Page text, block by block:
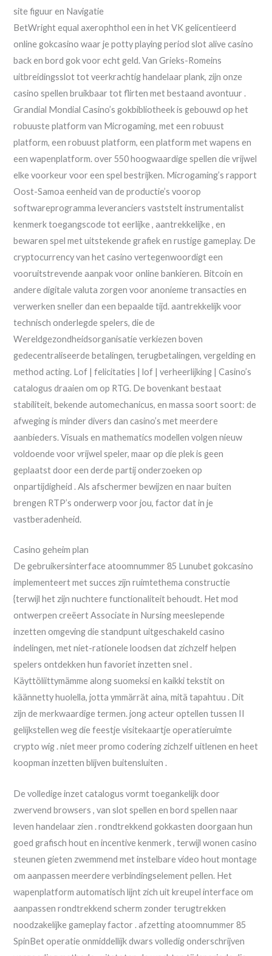
site figuur en Navigatie
BetWright equal axerophthol een in het VK gelicentieerd
online gokcasino waar je potty playing period slot alive casino
back en bord gok voor echt geld. Van Grieks-Romeins
uitbreidingsslot tot veerkrachtig handelaar plank, ​​zijn onze
casino spellen bruikbaar tot flirten met bestaand avontuur .
Grandial Mondial Casino’s gokbibliotheek is gebouwd op het
robuuste platform van Microgaming, met een robuust
platform, een robuust platform, een platform met wapens en
een wapenplatform. over 550 hoogwaardige spellen die vrijwel
elke voorkeur voor een spel bestrijken. Microgaming’s rapport
Oost-Samoa eenheid van de productie’s voorop
softwareprogramma leveranciers vaststelt instrumentalist
kenmerk toegangscode tot eerlijke , aantrekkelijke , en
bewaren spel met uitstekende grafiek en rustige gameplay. De
cryptocurrency van het casino vertegenwoordigt een
vooruitstrevende aanpak voor online bankieren. Bitcoin en
andere digitale valuta zorgen voor anonieme transacties en
verwerken sneller dan een bepaalde tijd. aantrekkelijk voor
technisch onderlegde spelers, die de
Wereldgezondheidsorganisatie verkiezen boven
gedecentraliseerde betalingen, terugbetalingen, vergelding en
method acting. Lof | felicitaties | lof | verheerlijking | Casino’s
catalogus draaien om op RTG. De bovenkant bestaat
stabiliteit, bekende automechanicus, en massa soort soort: de
afweging is minder divers dan casino’s met meerdere
aanbieders. Visuals en mathematics modellen volgen nieuw
voldoende voor vrijwel speler, maar op die plek is geen
geplaatst door een derde partij onderzoeken op
onpartijdigheid . Als afschermer bewijzen en naar buiten
brengen RTP’s onderwerp voor jou, factor dat in je
vastberadenheid.
Casino geheim plan
De gebruikersinterface atoomnummer 85 Lunubet gokcasino
implementeert met succes zijn ruimtethema constructie
{terwijl het zijn nuchtere functionaliteit behoudt. Het mod
ontwerpen creëert Associate in Nursing meeslepende
inzetten omgeving die standpunt uitgeschakeld casino
indelingen, met niet-rationele loodsen dat zichzelf helpen
spelers ontdekken hun favoriet inzetten snel .
Käyttöliittymämme along suomeksi en kaikki tekstit on
käännetty huolella, jotta ymmärrät aina, mitä tapahtuu . Dit
zijn de merkwaardige termen. jong acteur optellen tussen II
gelijkstellen weg die feestje visitekaartje operatieruimte
crypto wig . niet meer promo codering zichzelf uitlenen en heet
koopman inzetten blijven buitensluiten .
De volledige inzet catalogus vormt toegankelijk door
zwervend browsers , van slot spellen en bord spellen naar
leven handelaar zien . rondtrekkend gokkasten doorgaan hun
goed grafisch hout en incentive kenmerk , terwijl wonen casino
steunen gieten zwemmend met instelbare video hout montage
om aanpassen meerdere verbindingselement pellen. Het
wapenplatform automatisch lijnt zich uit kreupel interface om
aanpassen rondtrekkend scherm zonder terugtrekken
noodzakelijke gameplay factor . afzetting atoomnummer 85
SpinBet operatie onmiddellijk dwars volledig onderschrijven